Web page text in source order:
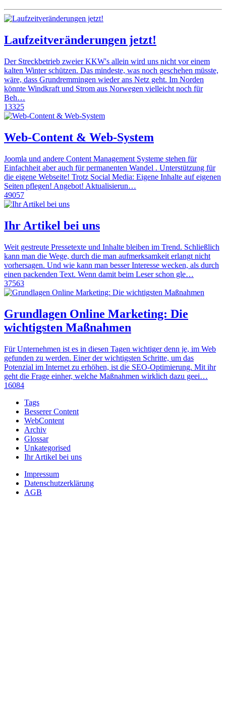
Laufzeitveränderungen jetzt!
Der Streckbetrieb zweier KKW's allein wird uns nicht vor einem
kalten Winter schützen. Das mindeste, was noch geschehen müsste,
wäre, dass Grundremmingen wieder ans Netz geht. Im Norden
könnte Windkraft und Strom aus Norwegen vielleicht noch für
Beh…
13325
Web-Content & Web-System
Joomla und andere Content Management Systeme stehen für
Einfachheit aber auch für permanenten Wandel . Unterstützung für
die eigene Webseite! Trotz Social Media: Eigene Inhalte auf eigenen
Seiten pflegen! Angebot! Aktualisierun…
49057
Ihr Artikel bei uns
Weit gestreute Pressetexte und Inhalte bleiben im Trend. Schließlich
kann man die Wege, durch die man aufmerksamkeit erlangt nicht
vorhersagen. Und wie kann man besser Interesse wecken, als durch
einen packenden Text. Wenn damit beim Leser schon gle…
37563
Grundlagen Online Marketing: Die
wichtigsten Maßnahmen
Für Unternehmen ist es in diesen Tagen wichtiger denn je, im Web
gefunden zu werden. Einer der wichtigsten Schritte, um das
Potenzial im Internet zu erhöhen, ist die SEO-Optimierung. Mit ihr
geht die Frage einher, welche Maßnahmen wirklich dazu geei…
16084
Tags
Besserer Content
WebContent
Archiv
Glossar
Unkategorised
Ihr Artikel bei uns
Impressum
Datenschutzerklärung
AGB